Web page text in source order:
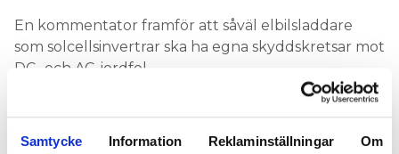
Samtycke Information Reklaminställningar Om
En kommentator framför att såväl elbilsladdare
som solcellsinvertrar ska ha egna skyddskretsar mot
DC- och AC-jordfel.
För att den farliga situationen ska uppstå krävs
felaktiga, så att likström läcker, samtidigt är det fel